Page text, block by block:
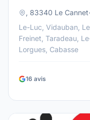
, 83340 Le
Le-Luc, Vidauban,
Freinet, Taradeau,
Lorgues, Cabasse
16 avis